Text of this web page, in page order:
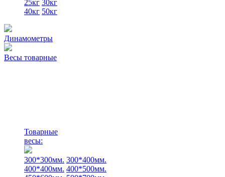
25кг 30кг
40кг 50кг
Динамометры
Весы товарные
Товарные
весы:
300*300мм. 300*400мм.
400*400мм. 400*500мм.